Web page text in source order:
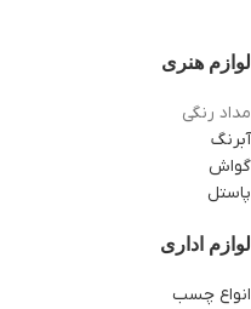
لوازم هنری
مداد رنگی
آبرنگ
گواش
پاستل
لوازم اداری
انواع چسب